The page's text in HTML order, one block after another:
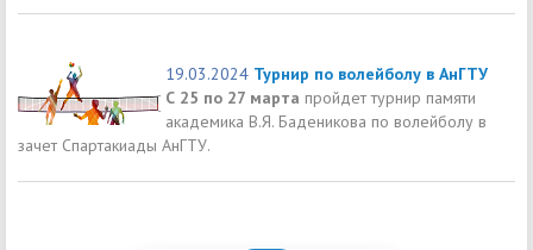
19.03.2024 Турнир по волейболу в АнГТУ
С 25 по 27 марта пройдет турнир памяти
академика В.Я. Баденикова по волейболу в
зачет Спартакиады АнГТУ.